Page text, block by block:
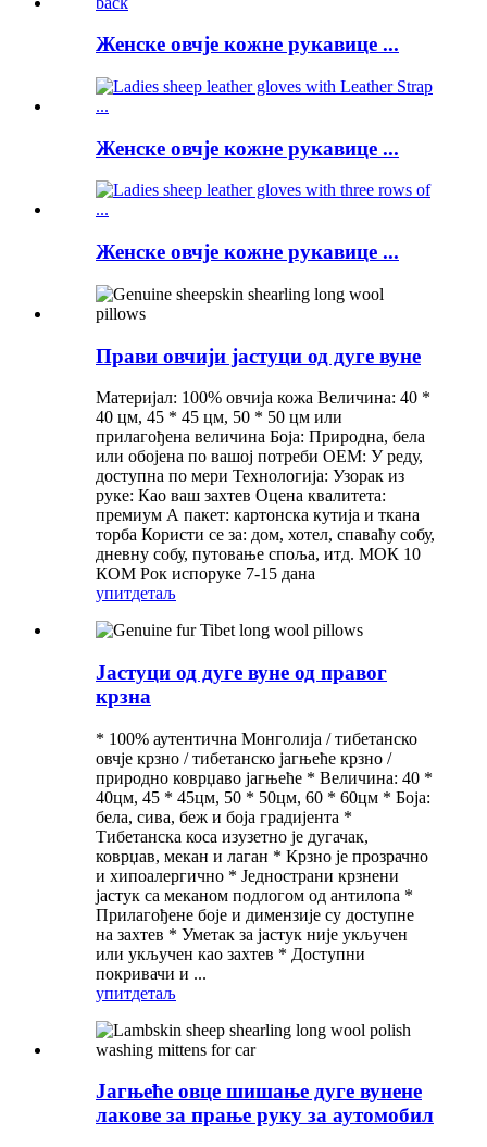
Женске овчје кожне рукавице ...
Женске овчје кожне рукавице ...
Женске овчје кожне рукавице ...
Прави овчији јастуци од дуге вуне
Материјал: 100% овчија кожа Величина: 40 *
40 цм, 45 * 45 цм, 50 * 50 цм или
прилагођена величина Боја: Природна, бела
или обојена по вашој потреби ОЕМ: У реду,
доступна по мери Технологија: Узорак из
руке: Као ваш захтев Оцена квалитета:
премиум А пакет: картонска кутија и ткана
торба Користи се за: дом, хотел, спаваћу собу,
дневну собу, путовање споља, итд. МОК 10
КОМ Рок испоруке 7-15 дана
упитдетаљ
Јастуци од дуге вуне од правог
крзна
* 100% аутентична Монголија / тибетанско
овчје крзно / тибетанско јагњеће крзно /
природно коврџаво јагњеће * Величина: 40 *
40цм, 45 * 45цм, 50 * 50цм, 60 * 60цм * Боја:
бела, сива, беж и боја градијента *
Тибетанска коса изузетно је дугачак,
коврџав, мекан и лаган * Крзно је прозрачно
и хипоалергично * Једнострани крзнени
јастук са меканом подлогом од антилопа *
Прилагођене боје и димензије су доступне
на захтев * Уметак за јастук није укључен
или укључен као захтев * Доступни
покривачи и ...
упитдетаљ
Јагњеће овце шишање дуге вунене
лакове за прање руку за аутомобил